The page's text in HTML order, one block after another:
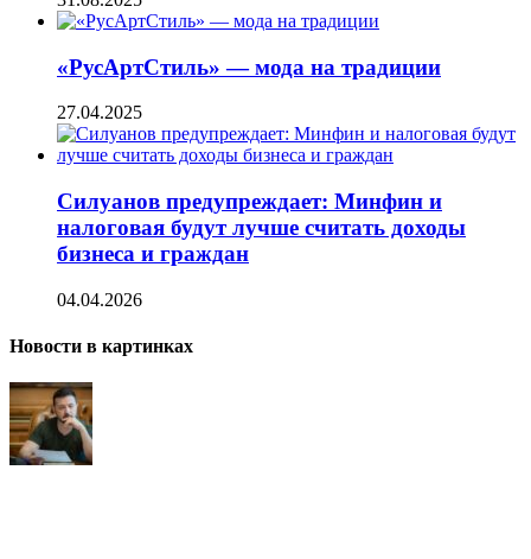
«РусАртСтиль» — мода на традиции
27.04.2025
Силуанов предупреждает: Минфин и
налоговая будут лучше считать доходы
бизнеса и граждан
04.04.2026
Новости в картинках